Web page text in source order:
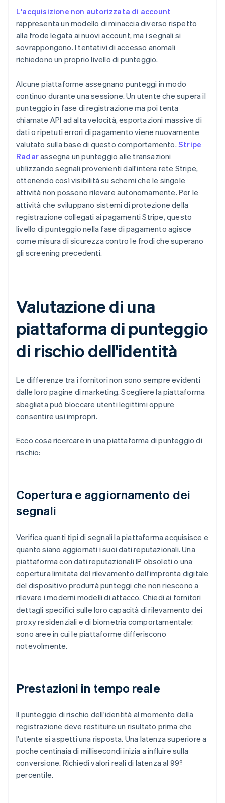
L'acquisizione non autorizzata di account
rappresenta un modello di minaccia diverso rispetto
alla frode legata ai nuovi account, ma i segnali si
sovrappongono. I tentativi di accesso anomali
richiedono un proprio livello di punteggio.
Alcune piattaforme assegnano punteggi in modo
continuo durante una sessione. Un utente che supera il
punteggio in fase di registrazione ma poi tenta
chiamate API ad alta velocità, esportazioni massive di
dati o ripetuti errori di pagamento viene nuovamente
valutato sulla base di questo comportamento.Stripe
Radarassegna un punteggio alle transazioni
utilizzando segnali provenienti dall'intera rete Stripe,
ottenendo così visibilità su schemi che le singole
attività non possono rilevare autonomamente. Per le
attività che sviluppano sistemi di protezione della
registrazione collegati ai pagamenti Stripe, questo
livello di punteggio nella fase di pagamento agisce
come misura di sicurezza contro le frodi che superano
gli screening precedenti.
Valutazione di una
piattaforma di punteggio
di rischio dell'identità
Le differenze tra i fornitori non sono sempre evidenti
dalle loro pagine di marketing. Scegliere la piattaforma
sbagliata può bloccare utenti legittimi oppure
consentire usi impropri.
Ecco cosa ricercare in una piattaforma di punteggio di
rischio:
Copertura e aggiornamento dei
segnali
Verifica quanti tipi di segnali la piattaforma acquisisce e
quanto siano aggiornati i suoi dati reputazionali. Una
piattaforma con dati reputazionali IP obsoleti o una
copertura limitata del rilevamento dell'impronta digitale
del dispositivo produrrà punteggi che non riescono a
rilevare i moderni modelli di attacco. Chiedi ai fornitori
dettagli specifici sulle loro capacità di rilevamento dei
proxy residenziali e di biometria comportamentale:
sono aree in cui le piattaforme differiscono
notevolmente.
Prestazioni in tempo reale
Il punteggio di rischio dell'identità al momento della
registrazione deve restituire un risultato prima che
l'utente si aspetti una risposta. Una latenza superiore a
poche centinaia di millisecondi inizia a influire sulla
conversione. Richiedi valori reali di latenza al 99º
percentile.